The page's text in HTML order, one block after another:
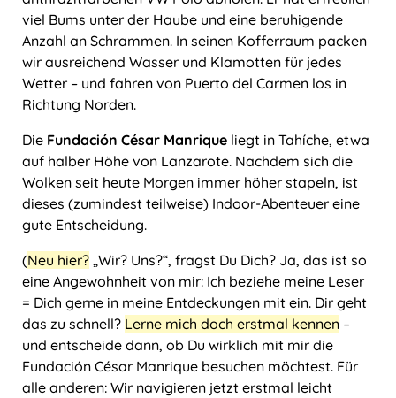
viel Bums unter der Haube und eine beruhigende
Anzahl an Schrammen. In seinen Kofferraum packen
wir ausreichend Wasser und Klamotten für jedes
Wetter ‒ und fahren von Puerto del Carmen los in
Richtung Norden.
Die Fundación César Manrique liegt in Tahíche, etwa
auf halber Höhe von Lanzarote. Nachdem sich die
Wolken seit heute Morgen immer höher stapeln, ist
dieses (zumindest teilweise) Indoor-Abenteuer eine
gute Entscheidung.
(Neu hier? „Wir? Uns?“, fragst Du Dich? Ja, das ist so
eine Angewohnheit von mir: Ich beziehe meine Leser
= Dich gerne in meine Entdeckungen mit ein. Dir geht
das zu schnell? Lerne mich doch erstmal kennen –
und entscheide dann, ob Du wirklich mit mir die
Fundación César Manrique besuchen möchtest. Für
alle anderen: Wir navigieren jetzt erstmal leicht